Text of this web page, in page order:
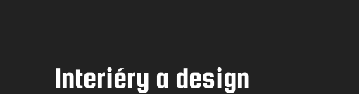
Interiéry a design